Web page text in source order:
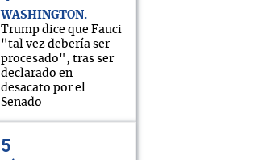
WASHINGTON
Trump dice que Fauci
"tal vez debería ser
procesado", tras ser
declarado en
desacato por el
Senado